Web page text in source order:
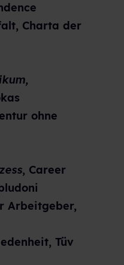
Charta der
ohne
, Career
Arbeitgeber,
Tüv